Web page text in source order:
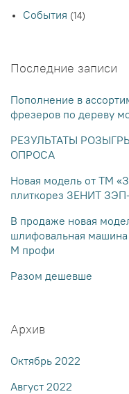
События (14)
Последние записи
Пополнение в
фрезеров по дереву
РЕЗУЛЬТАТЫ
ОПРОСА
Новая модель от ТМ
плиткорез ЗЕНИТ
В продаже новая
шлифовальная
М профи
Разом дешевше
Архив
Октябрь 2022
Август 2022